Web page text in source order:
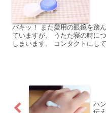
パキッ！ また愛用の眼鏡を踏
ていますが、 うたた寝の時に
しまいます。 コンタクトにし
ハ